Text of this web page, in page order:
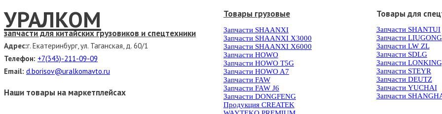
УРАЛКОМ
запчасти для китайских грузовиков и спецтехники
Адрес:г. Екатеринбург, ул. Таганская, д. 60/1
Телефон: +7(343)-211-09-09
Email: d.borisov@uralkomavto.ru
Наши товары на маркетплейсах
Товары грузовые
Запчасти SHAANXI
Запчасти SHAANXI X3000
Запчасти SHAANXI X6000
Запчасти HOWO
Запчасти HOWO T5G
Запчасти HOWO A7
Запчасти FAW
Запчасти FAW J6
Запчасти DONGFENG
Продукция CREATEK
Товары для
Запчасти SHANTUI
Запчасти LIUGONG
Запчасти LW ZL
Запчасти SDLG
Запчасти
Запчасти STEYR
Запчасти DEUTZ
Запчасти YUCHAI
Запчасти